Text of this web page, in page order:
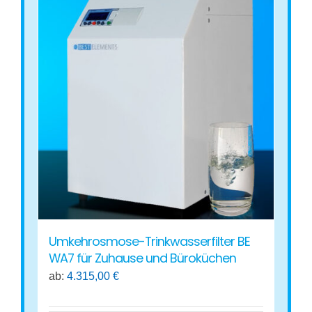
mehrere
Varianten
der
gewählt
werden
Umkehrosmose-Trinkwasserfilter BE
WA7 für Zuhause und Büroküchen
ab:4.315,00€